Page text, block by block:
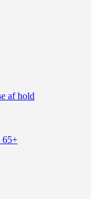
af hold
65+